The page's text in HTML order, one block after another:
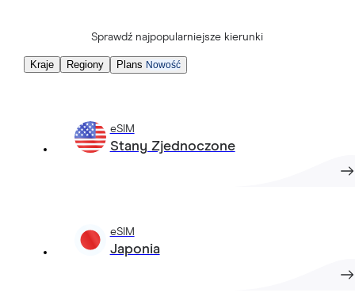
Sprawdź najpopularniejsze kierunki
Kraje Regiony Plans Nowość
eSIM
Stany Zjednoczone
eSIM
Japonia